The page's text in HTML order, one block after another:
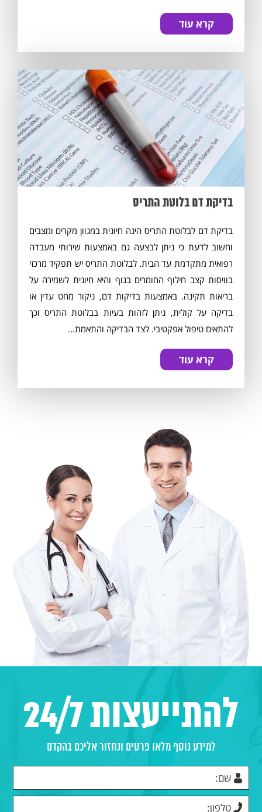
קרא עוד
בדיקת דם בלוטת התריס
בדיקת דם לבלוטת התריס הינה חיונית במגוון מקרים ומצבים
וחשוב לדעת כי ניתן לבצעה גם באמצעות שירותי מעבדה
רפואית מתקדמת עד הבית. לבלוטת התריס יש תפקיד מרכזי
בוויסות קצב חילוף החומרים בגוף והיא חיונית לשמירה על
בריאות תקינה. באמצעות בדיקות דם, ניקור מחט עדין או
בדיקה על קולית, ניתן לזהות בעיות בבלוטת התריס וכך
להתאים טיפול אפקטיבי. לצד הבדיקה והתאמת...
קרא עוד
להתייעצות 24/7
למידע נוסף מלאו פרטים ונחזור אליכם בהקדם